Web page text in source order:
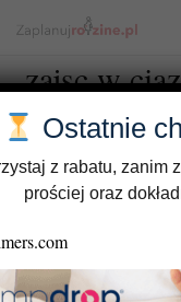
zajsc w
Ostatnie
z rabatu, zanim
prościej oraz